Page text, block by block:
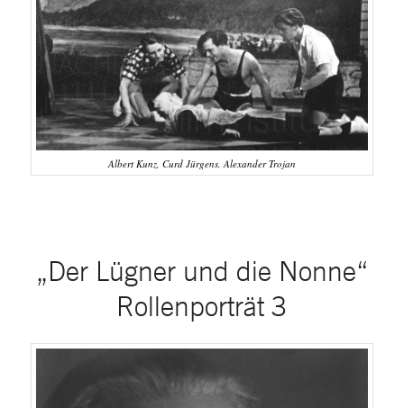
Albert Kunz, Curd Jürgens, Alexander Trojan
„Der Lügner und die Nonne“
Rollenporträt 3